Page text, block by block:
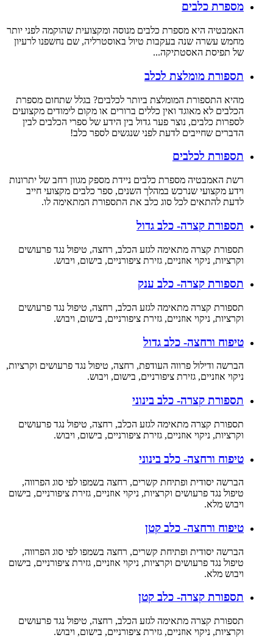
מספרת כלבים
האמבטיה היא מספרת כלבים מנוסה ומקצועית שהוקמה לפני יותר
מחמש עשרה שנה בעקבות טיול באוסטרליה, שם נחשפנו לרעיון
של תפיסת האסטתיקה...
תספורת מומלצת לכלב
מהיא התספורת המומלצת ביותר לכלבים? בגלל שתחום מספרת
הכלבים לא מאוגד ואין כללים ברורים או מקום לימודים מקצועים
לספרות כלבים, נוצר פער גדול בין הידע של ספרי הכלבים לבין
הדברים שחייבים לדעת לפני שנגשים לספר כלב!
תספורת לכלבים
רשת האמבטיה מספרת כלבים ניידת מספק מגוון רחב של יתרונות
וידע מקצועי שנרכש במהלך השנים, ספר כלבים מקצועי חייב
לדעת להתאים לכל סוג כלב את התספורת המתאימה לו.
תספורת קצרה- כלב גדול
תספורת קצרה מתאימה לגזע הכלב, רחצה, טיפול נגד פרעושים
וקרציות, ניקוי אוזניים, גזירת ציפורניים, בישום, ויבוש.
תספורת קצרה- כלב ענק
תספורת קצרה מתאימה לגזע הכלב, רחצה, טיפול נגד פרעושים
וקרציות, ניקוי אוזניים, גזירת ציפורניים, בישום, ויבוש.
טיפוח ורחצה- כלב גדול
הברשה ודילול פרווה העודפת, רחצה, טיפול נגד פרעושים וקרציות,
ניקוי אוזניים, גזירת ציפורניים, בישום, ויבוש.
תספורת קצרה- כלב בינוני
תספורת קצרה מתאימה לגזע הכלב, רחצה, טיפול נגד פרעושים
וקרציות, ניקוי אוזניים, גזירת ציפורניים, בישום, ויבוש.
טיפוח ורחצה- כלב בינוני
הברשה יסודית ופתיחת קשרים, רחצה בשמפו לפי סוג הפרווה,
טיפול נגד פרעושים וקרציות, ניקוי אוזניים, גזירת ציפורניים, בישום
ויבוש מלא.
טיפוח ורחצה- כלב קטן
הברשה יסודית ופתיחת קשרים, רחצה בשמפו לפי סוג הפרווה,
טיפול נגד פרעושים וקרציות, ניקוי אוזניים, גזירת ציפורניים, בישום
ויבוש מלא.
תספורת קצרה- כלב קטן
תספורת קצרה מתאימה לגזע הכלב, רחצה, טיפול נגד פרעושים
וקרציות, ניקוי אוזניים, גזירת ציפורניים, בישום, ויבוש.